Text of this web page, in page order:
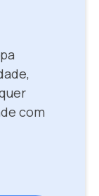
com